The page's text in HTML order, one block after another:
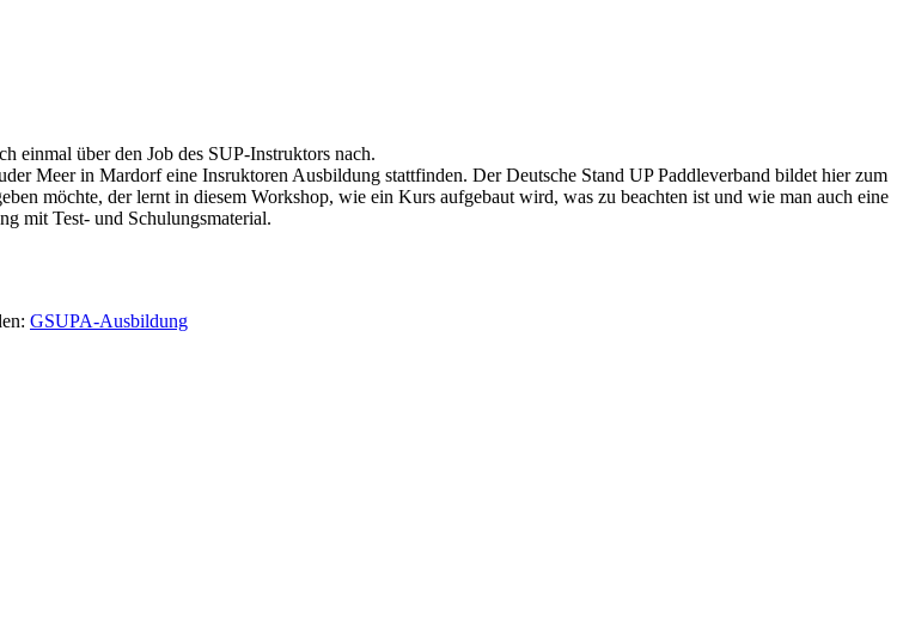
einmal über den Job des SUP-Instruktors nach.
Meer in Mardorf eine Insruktoren Ausbildung stattfinden. Der Deutsche Stand UP Paddleverband bildet hier zum
möchte, der lernt in diesem Workshop, wie ein Kurs aufgebaut wird, was zu beachten ist und wie man auch eine
mit Test- und Schulungsmaterial.
GSUPA-Ausbildung